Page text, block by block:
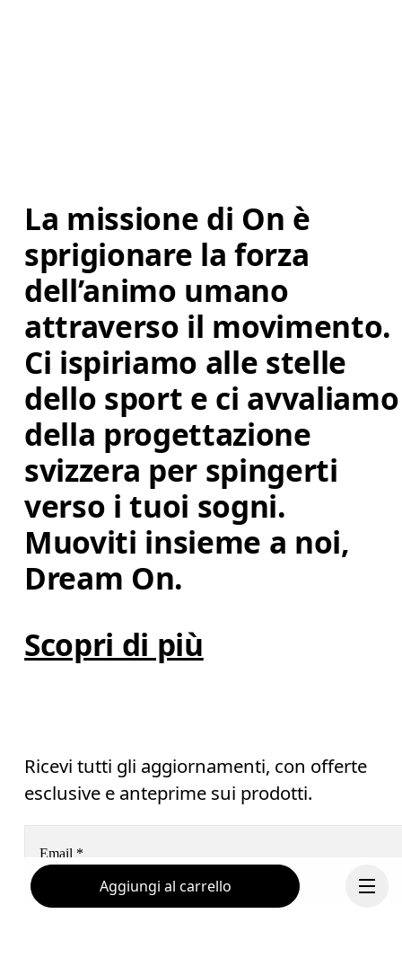
Aggiungi al carrello
La missione di On è
sprigionare la forza
dell’animo umano
attraverso il movimento.
Ci ispiriamo alle stelle
dello sport e ci
della progettazione
svizzera per spingerti
verso i tuoi sogni.
Muoviti insieme a noi,
Dream On.
Scopri di più
Ricevi tutti gli aggiornamenti, con offerte
esclusive e anteprime sui prodotti.
Email *